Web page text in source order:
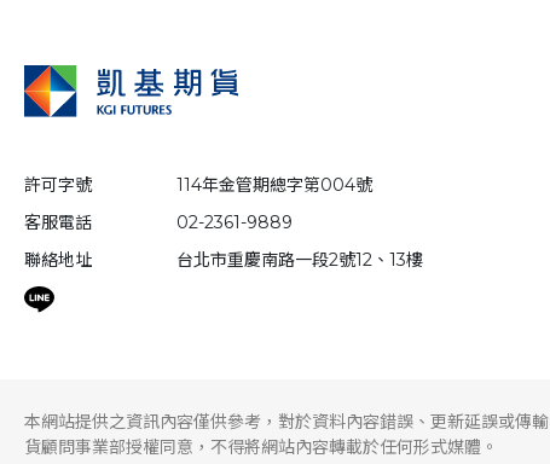
許可字號
114年金管期總字第004號
客服電話
02-2361-9889
聯絡地址
台北市重慶南路一段2號12、13樓
本網站提供之資訊內容僅供參考，對於資料內容錯誤、更新延誤或傳
貨顧問事業部授權同意，不得將網站內容轉載於任何形式媒體。